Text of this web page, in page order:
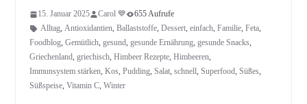
15. Januar 2025 Carol 💙
655 Aufrufe
Alltag, Antioxidantien, Ballaststoffe, Dessert, einfach, Familie, Feta,
Foodblog, Gemütlich, gesund, gesunde Ernährung, gesunde Snacks,
Griechenland, griechisch, Himbeer Rezepte, Himbeeren,
Immunsystem stärken, Kos, Pudding, Salat, schnell, Superfood, Süßes,
Süßspeise, Vitamin C, Winter